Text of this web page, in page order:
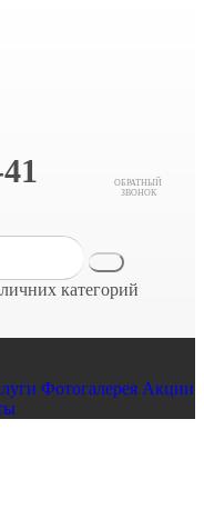
ОБРАТНЫЙ
ЗВОНОК
категорий
Фотогалерея Акции